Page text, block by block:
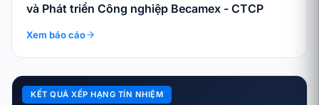
và Phát triển Công nghiệp Becamex - CTCP
Xem báo cáo
KẾT QUẢ XẾP HẠNG TÍN NHIỆM